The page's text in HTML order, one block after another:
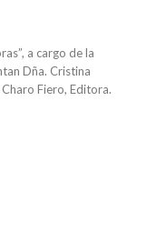
a cargo de la
Dña. Cristina
Fiero, Editora.